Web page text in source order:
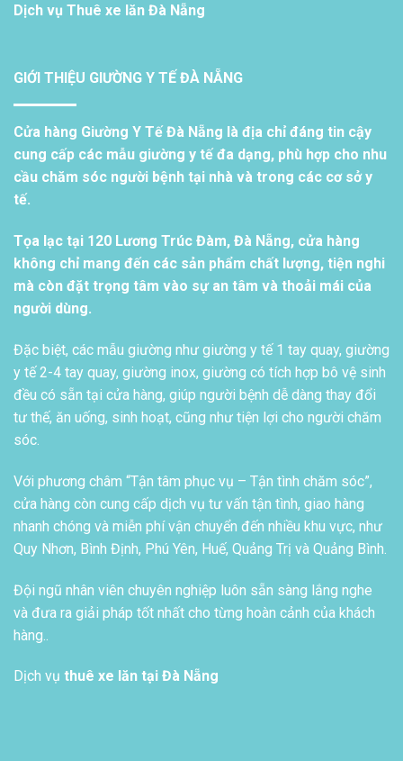
Dịch vụ Thuê xe lăn Đà Nẵng
GIỚI THIỆU GIƯỜNG Y TẾ ĐÀ NẴNG
Cửa hàng Giường Y Tế Đà Nẵng là địa chỉ đáng tin cậy
cung cấp các mẫu giường y tế đa dạng, phù hợp cho nhu
cầu chăm sóc người bệnh tại nhà và trong các cơ sở y
tế.
Tọa lạc tại 120 Lương Trúc Đàm, Đà Nẵng, cửa hàng
không chỉ mang đến các sản phẩm chất lượng, tiện nghi
mà còn đặt trọng tâm vào sự an tâm và thoải mái của
người dùng.
Đặc biệt, các mẫu giường như giường y tế 1 tay quay, giường
y tế 2-4 tay quay, giường inox, giường có tích hợp bô vệ sinh
đều có sẵn tại cửa hàng, giúp người bệnh dễ dàng thay đổi
tư thế, ăn uống, sinh hoạt, cũng như tiện lợi cho người chăm
sóc.
Với phương châm “Tận tâm phục vụ – Tận tình chăm sóc”,
cửa hàng còn cung cấp dịch vụ tư vấn tận tình, giao hàng
nhanh chóng và miễn phí vận chuyển đến nhiều khu vực, như
Quy Nhơn, Bình Định, Phú Yên, Huế, Quảng Trị và Quảng Bình.
Đội ngũ nhân viên chuyên nghiệp luôn sẵn sàng lắng nghe
và đưa ra giải pháp tốt nhất cho từng hoàn cảnh của khách
hàng..
Dịch vụ thuê xe lăn tại Đà Nẵng